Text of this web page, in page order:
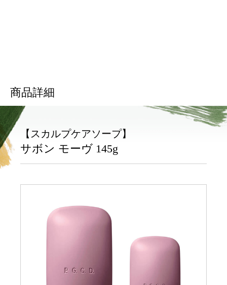
商品詳細
【スカルプケアソープ】
サボン モーヴ 145g